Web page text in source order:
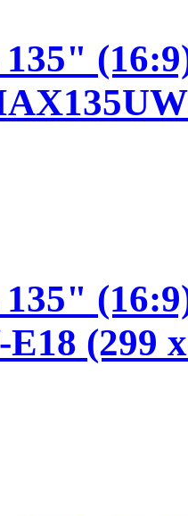
135"
135"
(299